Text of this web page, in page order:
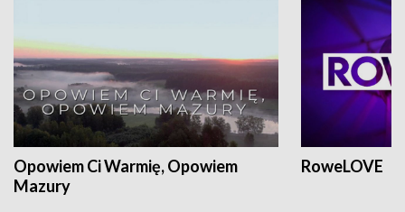
Opowiem Ci Warmię, Opowiem
Mazury
RoweLOVE